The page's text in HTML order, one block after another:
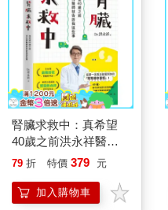
腎臟求救中：真希望
40歲之前洪永祥醫師
就告訴我這些事
79 折 特價 379 元
加入購物車